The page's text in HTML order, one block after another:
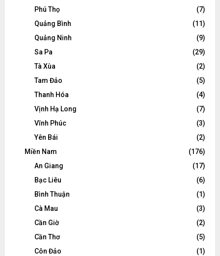
Phú Thọ
(7)
Quảng Bình
(11)
Quảng Ninh
(9)
Sa Pa
(29)
Tà Xùa
(2)
Tam Đảo
(5)
Thanh Hóa
(4)
Vịnh Hạ Long
(7)
Vĩnh Phúc
(3)
Yên Bái
(2)
Miền Nam
(176)
An Giang
(17)
Bạc Liêu
(6)
Bình Thuận
(1)
Cà Mau
(3)
Cần Giờ
(2)
Cần Thơ
(5)
Côn Đảo
(1)